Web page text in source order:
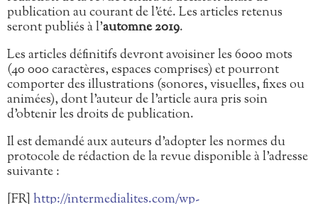
publication au courant de l’été. Les articles retenus
seront publiés à l’automne 2019.
Les articles définitifs devront avoisiner les 6000 mots
(40 000 caractères, espaces comprises) et pourront
comporter des illustrations (sonores, visuelles, fixes ou
animées), dont l’auteur de l’article aura pris soin
d’obtenir les droits de publication.
Il est demandé aux auteurs d’adopter les normes du
protocole de rédaction de la revue disponible à l’adresse
suivante :
[FR] http://intermedialites.com/wp-